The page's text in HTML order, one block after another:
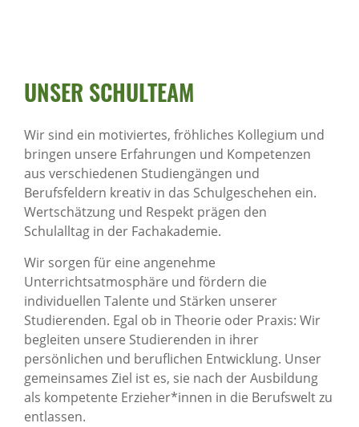
UNSER SCHULTEAM
Wir sind ein motiviertes, fröhliches Kollegium und
bringen unsere Erfahrungen und Kompetenzen
aus verschiedenen Studiengängen und
Berufsfeldern kreativ in das Schulgeschehen ein.
Wertschätzung und Respekt prägen den
Schulalltag in der Fachakademie.
Wir sorgen für eine angenehme
Unterrichtsatmosphäre und fördern die
individuellen Talente und Stärken unserer
Studierenden. Egal ob in Theorie oder Praxis: Wir
begleiten unsere Studierenden in ihrer
persönlichen und beruflichen Entwicklung. Unser
gemeinsames Ziel ist es, sie nach der Ausbildung
als kompetente Erzieher*innen in die Berufswelt zu
entlassen.